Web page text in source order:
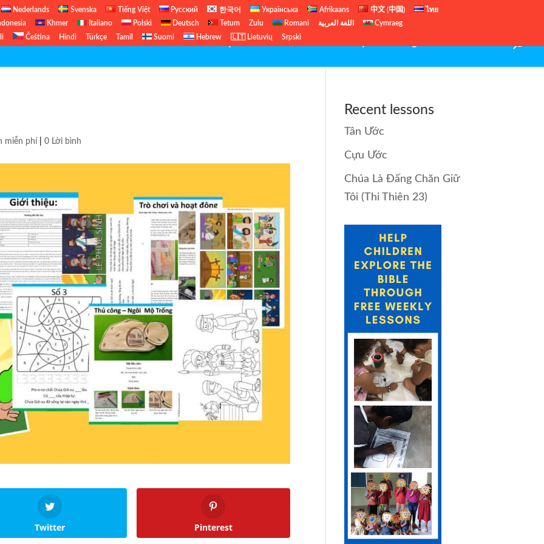
Nederlands Svenska Tiếng Việt Русский 한국어 Українська Afrikaans 中文 (中国)
ไทย
Khmer Italiano Polski Deutsch Tetum Zulu Romani اللغة العربية
Cymraeg
Čeština Hindi Türkçe Tamil Suomi Hebrew 🇱🇹 Lietuvių Srpski
Cựu Ước Tân Ước
miễn phí |0 Lời bình
Twitter Pinterest
Recent lessons
Tân Ước
Cựu Ước
Chúa Là Đấng Chăn Giữ
Tôi (Thi Thiên 23)